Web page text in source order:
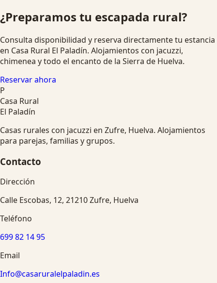
¿Preparamos tu escapada rural?
Consulta disponibilidad y reserva directamente tu estancia
en Casa Rural El Paladín. Alojamientos con jacuzzi,
chimenea y todo el encanto de la Sierra de Huelva.
Reservar ahora
P
Casa Rural
El Paladín
Casas rurales con jacuzzi en Zufre, Huelva. Alojamientos
para parejas, familias y grupos.
Contacto
Dirección
Calle Escobas, 12, 21210 Zufre, Huelva
Teléfono
699 82 14 95
Email
Info@casaruralelpaladin.es